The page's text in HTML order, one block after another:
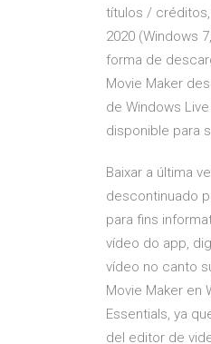
títulos /
2020 (Windows
forma de
Movie Maker
de Windows
disponible para
Baixar a última
descontinuado
para fins
vídeo do app,
vídeo no canto
Movie Maker en
Essentials, ya
del editor de